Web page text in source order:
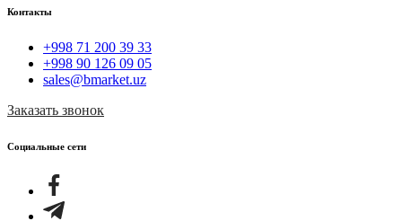
Контакты
+998 71 200 39 33
+998 90 126 09 05
sales@bmarket.uz
Заказать звонок
Социальные сети